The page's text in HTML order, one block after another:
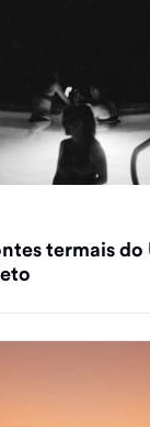
termais do